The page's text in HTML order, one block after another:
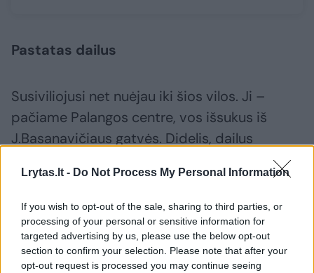
Lrytas.lt - Do Not Process My Personal Information
If you wish to opt-out of the sale, sharing to third parties, or
processing of your personal or sensitive information for
targeted advertising by us, please use the below opt-out
section to confirm your selection. Please note that after your
opt-out request is processed you may continue seeing
Pastatas dailus
Susiviliojusi net nuėjau iki šios vilos. Ji –
pačiame Palangos centre, vos išsukus iš
J.Basanavičiaus gatvės. Didelis, dailus
pastatas aptvertas, o kieme net pastatyti
staliukai su kėdutėmis.